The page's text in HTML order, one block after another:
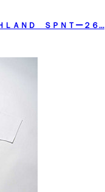
ＡＮＤ ＳＰＮＴー２６...